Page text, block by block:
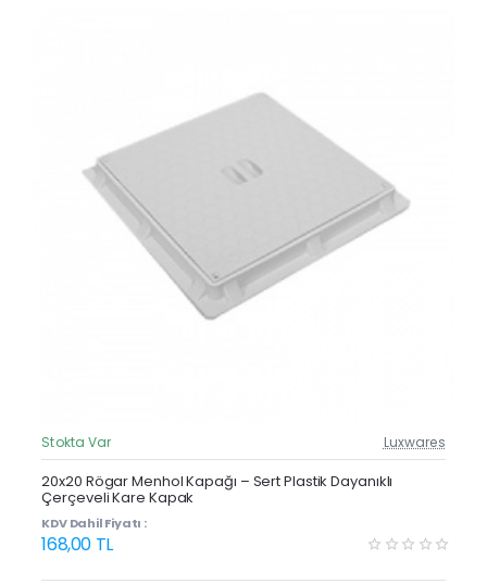
Güncel Fiyat
Stokta Var Luxwares
20x20 Rögar Menhol Kapağı – Sert Plastik Dayanıklı
Çerçeveli Kare Kapak
KDV Dahil Fiyatı :
168,00 TL